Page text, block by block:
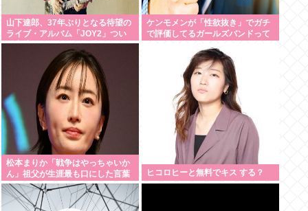
山下達郎、37年ぶりとなる待望の
ライブ・アルバム「JOY2」つい
に完成、10月14日に発売
ケンモメンが「性欲抜き」でガチ
で評価してるガールズバンドって
松本まりか「戦争はやっちゃいか
ん」祖父が生涯最も口にした言葉
を紹介 平和への思いをつづる
ヒコロヒーと無料でキス する？